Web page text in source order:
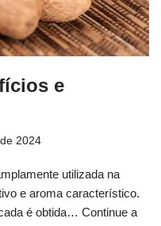
e
2024
utilizada na
e aroma característico.
é obtida… Continue a